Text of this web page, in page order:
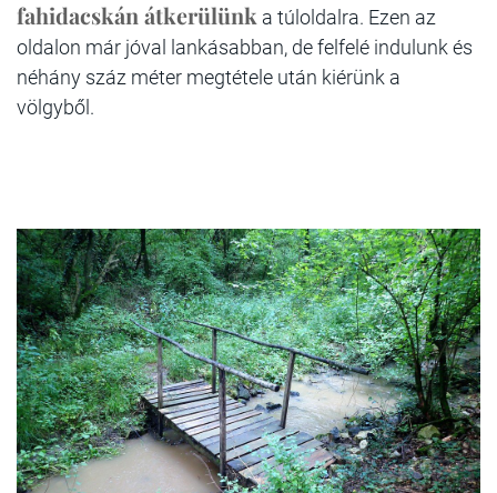
fahidacskán átkerülünk a túloldalra. Ezen az
oldalon már jóval lankásabban, de felfelé indulunk és
néhány száz méter megtétele után kiérünk a
völgyből.